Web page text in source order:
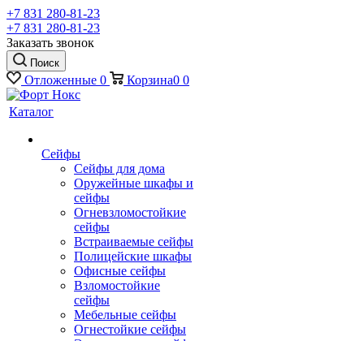
+7 831 280-81-23
+7 831 280-81-23
Заказать звонок
Поиск
Отложенные 0 Корзина0 0
Каталог
Сейфы
Сейфы для дома
Оружейные шкафы и
сейфы
Огневзломостойкие
сейфы
Встраиваемые сейфы
Полицейские шкафы
Офисные сейфы
Взломостойкие
сейфы
Мебельные сейфы
Огнестойкие сейфы